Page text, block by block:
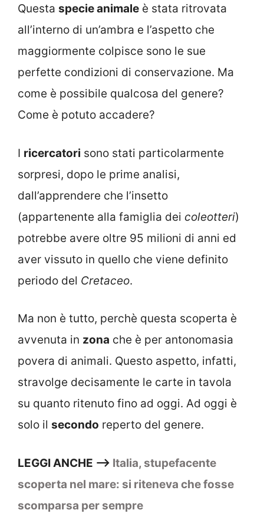
Questa specie animale è stata ritrovata
all’interno di un’ambra e l’aspetto che
maggiormente colpisce sono le sue
perfette condizioni di conservazione. Ma
come è possibile qualcosa del genere?
Come è potuto accadere?
I ricercatori sono stati particolarmente
sorpresi, dopo le prime analisi,
dall’apprendere che l’insetto
(appartenente alla famiglia dei coleotteri)
potrebbe avere oltre 95 milioni di anni ed
aver vissuto in quello che viene definito
periodo del Cretaceo.
Ma non è tutto, perchè questa scoperta è
avvenuta in zona che è per antonomasia
povera di animali. Questo aspetto, infatti,
stravolge decisamente le carte in tavola
su quanto ritenuto fino ad oggi. Ad oggi è
solo il secondo reperto del genere.
LEGGI ANCHE –> Italia, stupefacente
scoperta nel mare: si riteneva che fosse
scomparsa per sempre